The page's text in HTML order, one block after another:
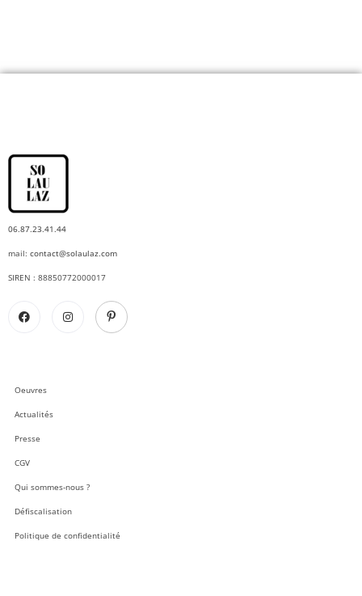
06.87.23.41.44
mail: contact@solaulaz.com
SIREN : 88850772000017
Oeuvres
Actualités
Presse
CGV
Qui sommes-nous ?
Défiscalisation
Politique de confidentialité